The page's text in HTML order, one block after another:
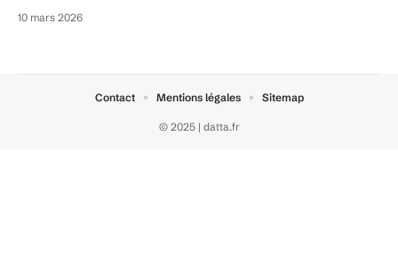
10 mars 2026
© 2025 | datta.fr
Contact Mentions légales Sitemap